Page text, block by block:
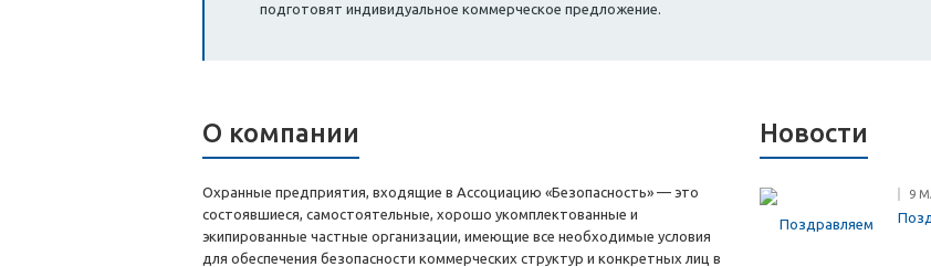
подготовят индивидуальное коммерческое предложение.
О компании
Охранные предприятия, входящие в Ассоциацию «Безопасность» — это
состоявшиеся, самостоятельные, хорошо укомплектованные и
экипированные частные организации, имеющие все необходимые условия
для обеспечения безопасности коммерческих структур и конкретных лиц в
Новости
9